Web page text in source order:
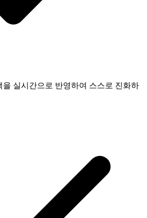
실시간으로 반영하여 스스로 진화하